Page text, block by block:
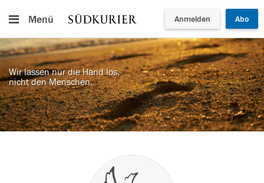
Menü Anmelden Abo
Wir lassen nur die Hand los,
nicht den Menschen.